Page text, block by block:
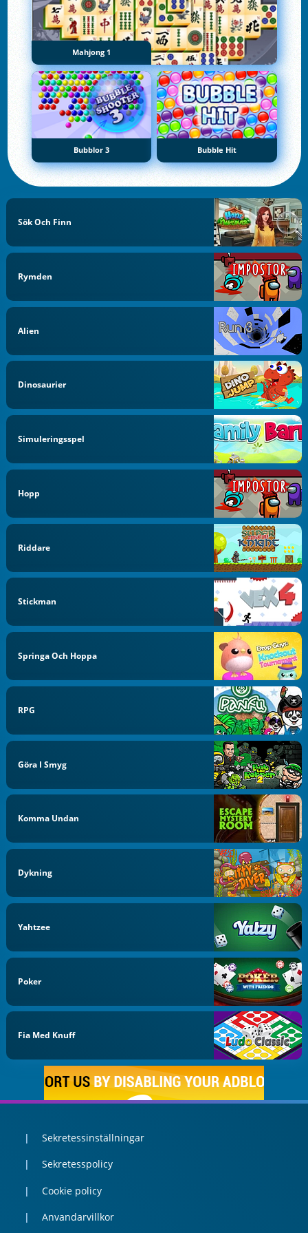
Mahjong 1
Bubblor 3 Bubble Hit
Sök Och Finn
Rymden
Alien
Dinosaurier
Simuleringsspel
Hopp
Riddare
Stickman
Springa Och Hoppa
RPG
Göra I Smyg
Komma Undan
Dykning
Yahtzee
Poker
Fia Med Knuff
Sekretessinställningar
Sekretesspolicy
Cookie policy
Anvandarvillkor